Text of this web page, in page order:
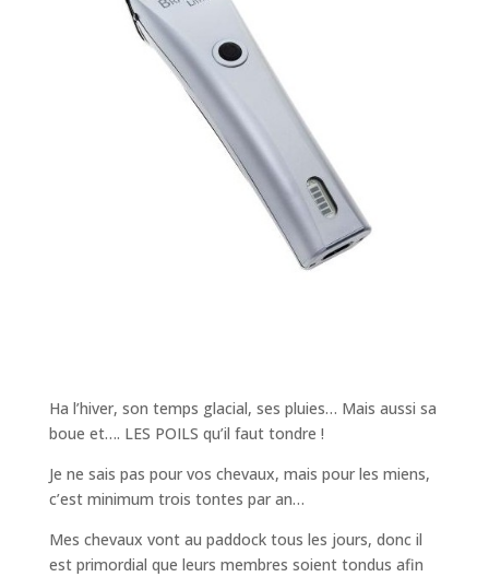
Ha l’hiver, son temps glacial, ses pluies… Mais aussi sa
boue et…. LES POILS qu’il faut tondre !
Je ne sais pas pour vos chevaux, mais pour les miens,
c’est minimum trois tontes par an…
Mes chevaux vont au paddock tous les jours, donc il
est primordial que leurs membres soient tondus afin